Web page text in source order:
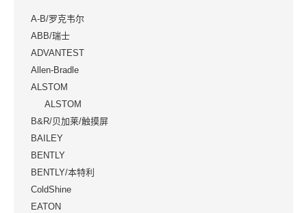
A-B/罗克韦尔
ABB/瑞士
ADVANTEST
Allen-Bradle
ALSTOM
ALSTOM
B&R/贝加莱/触摸屏
BAILEY
BENTLY
BENTLY/本特利
ColdShine
EATON